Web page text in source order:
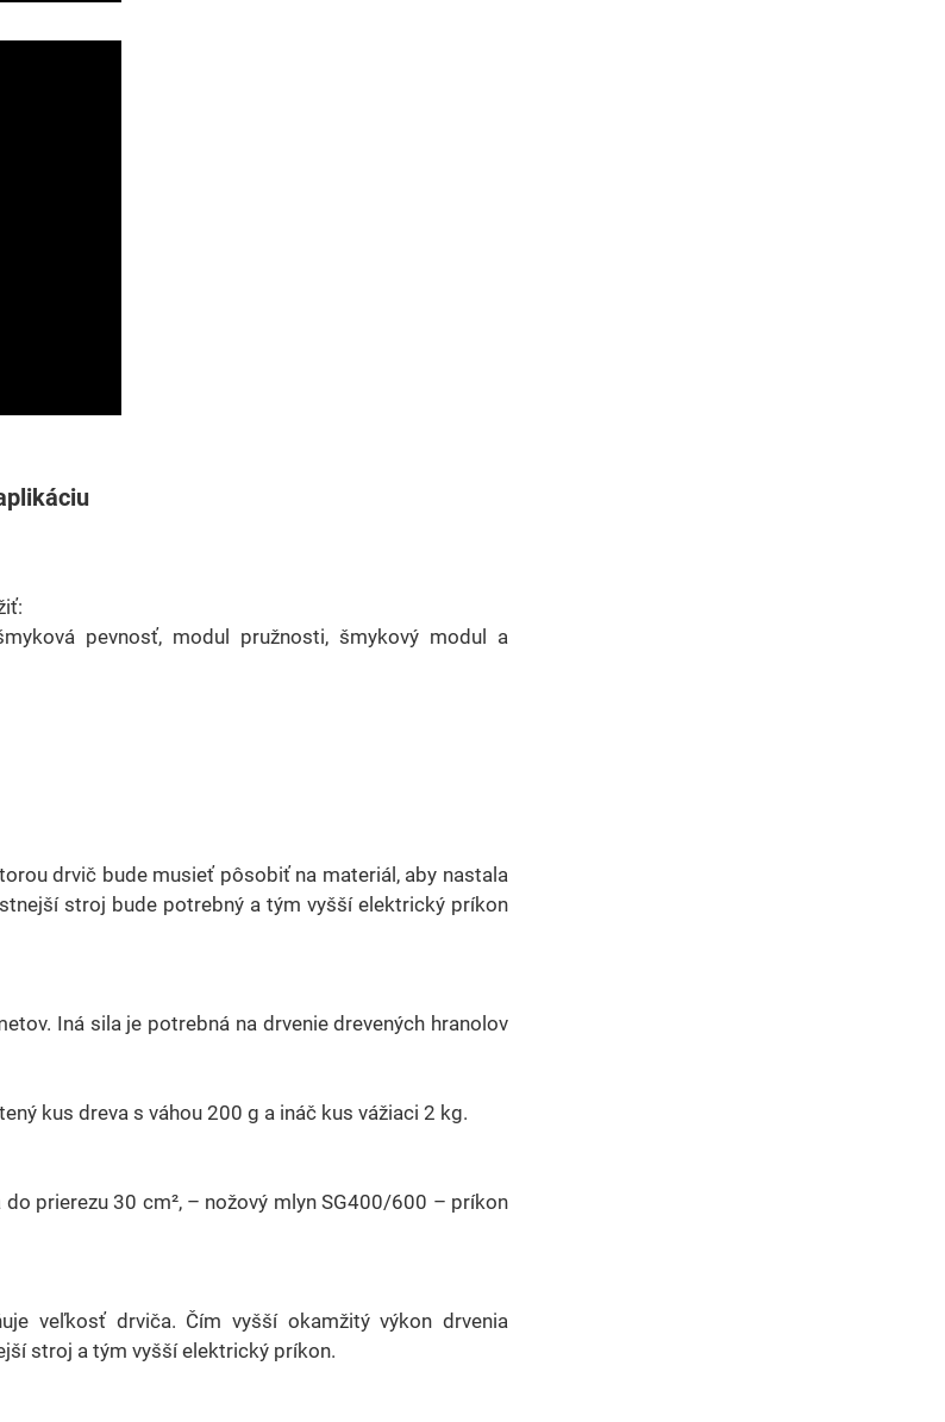
pevnosť, modul pružnosti, šmykový modul a
drvič bude musieť pôsobiť na materiál, aby nastala
stroj bude potrebný a tým vyšší elektrický príkon
Iná sila je potrebná na drvenie drevených hranolov
kus dreva s váhou 200 g a ináč kus vážiaci 2 kg.
prierezu 30 cm², – nožový mlyn SG400/600 – príkon
veľkosť drviča. Čím vyšší okamžitý výkon drvenia
stroj a tým vyšší elektrický príkon.